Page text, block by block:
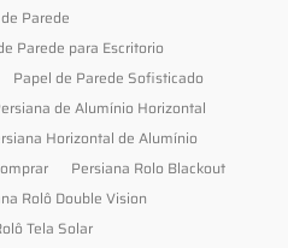
Parede
Parede para Escritorio
Papel de Parede Sofisticado
de Alumínio Horizontal
Horizontal de Alumínio
Persiana Rolo Blackout
Rolô Double Vision
Tela Solar